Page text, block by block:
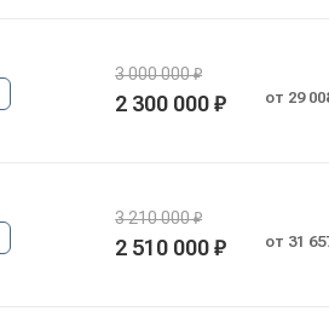
3 000 000 ₽
2 300 000 ₽ от 29
3 210 000 ₽
2 510 000 ₽ от 31